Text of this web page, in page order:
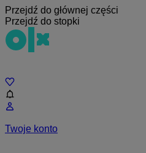
Przejdź do głównej części
Przejdź do stopki
Twoje konto